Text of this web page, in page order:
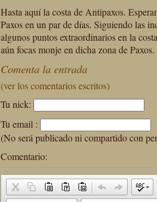
Hasta aquí la costa de Antipaxos.
Paxos en un par de días. Siguiendo las
algunos puntos extraordinarios en la
aún focas monje en dicha zona de Paxos.
Comenta la entrada
(ver los comentarios escritos)
Tu nick:
Tu email :
(No será publicado ni compartido con
Comentario: